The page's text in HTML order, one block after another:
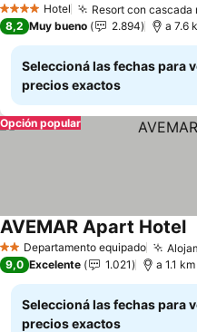
4 EstrellasHotel Resort con cascada
8,2 Muy bueno 2.894 a 7.6
Seleccioná las fechas para
precios exactos
Opción popular
2 EstrellasDepartamento equipado
AVEMAR Apart Hotel
9,0 Excelente 1.021 a 1.1
Seleccioná las fechas para
precios exactos